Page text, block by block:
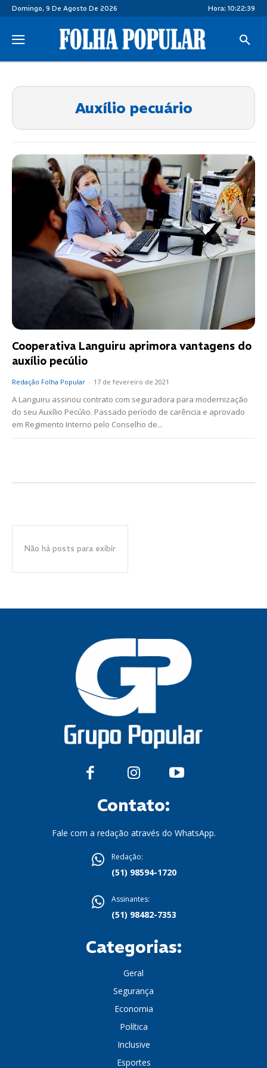
Domingo, 9 De Agosto De 2026 Hora: 10:22:39
Auxílio pecuário
Cooperativa Languiru aprimora vantagens do
auxílio pecúlio
Redação Folha Popular - 17 de fevereiro de 2021
A Languiru assinou contrato com seguradora para modernização
do seu Auxílio Pecúlio. Passado período de carência e aprovado
em Regimento Interno pelo Conselho de...
Não há posts para exibir
Contato:
Fale com a redação através do WhatsApp.
Redação:
(51) 98594-1720
Assinantes:
(51) 98482-7353
Categorias:
Geral
Segurança
Economia
Política
Inclusive
Esportes